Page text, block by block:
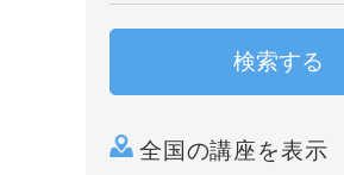
検索する
全国の講座を表示